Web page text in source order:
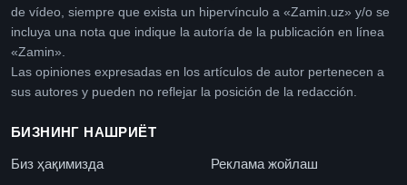
de vídeo, siempre que exista un hipervínculo a «Zamin.uz» y/o se
incluya una nota que indique la autoría de la publicación en línea
«Zamin».
Las opiniones expresadas en los artículos de autor pertenecen a
sus autores y pueden no reflejar la posición de la redacción.
БИЗНИНГ НАШРИЁТ
Биз ҳақимизда
Реклама жойлаш